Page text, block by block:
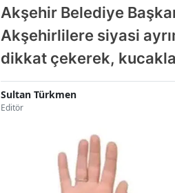
Akşehir Belediye
Akşehirlilere siyasi
dikkat çekerek,
Sultan Türkmen
Editör